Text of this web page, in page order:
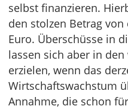
selbst finanzieren.
den stolzen Betrag
Euro. Überschüsse in
lassen sich aber in
erzielen, wenn das
Wirtschaftswachstum
Annahme, die schon